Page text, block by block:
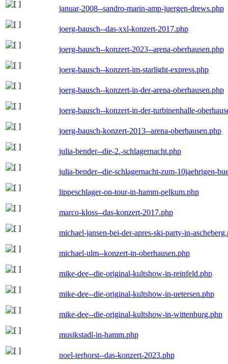
januar-2008--sandro-marin-amp-juergen-drews.php
joerg-bausch--das-xxl-konzert-2017.php
joerg-bausch--konzert-2023--arena-oberhausen.php
joerg-bausch--konzert-im-starlight-express.php
joerg-bausch--konzert-in-der-arena-oberhausen.php
joerg-bausch--konzert-in-der-turbinenhalle-
joerg-bausch-konzert-2013--arena-oberhausen.php
julia-bender--die-2.-schlagernacht.php
julia-bender--die-schlagernacht-zum-10jaehrigen-
lippeschlager-on-tour-in-hamm-pelkum.php
marco-kloss--das-konzert-2017.php
michael-jansen-bei-der-apres-ski-party-in-
michael-ulm--konzert-in-oberhausen.php
mike-dee--die-original-kultshow-in-reinfeld.php
mike-dee--die-original-kultshow-in-uetersen.php
mike-dee--die-original-kultshow-in-wittenburg.php
musikstadl-in-hamm.php
noel-terhorst--das-konzert-2023.php